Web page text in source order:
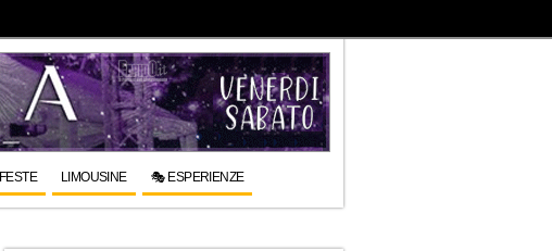
FESTE LIMOUSINE 🎭 ESPERIENZE